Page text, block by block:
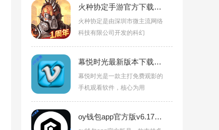
火种协定手游官方下载v1.3.194
火种协定是由深圳市微主流网络
科技有限公司开发的科幻
幕悦时光最新版本下载v0.2.8
幕悦时光是一款主打免费观影的
手机观看软件，核心为用
oy钱包app官方版v6.179.0